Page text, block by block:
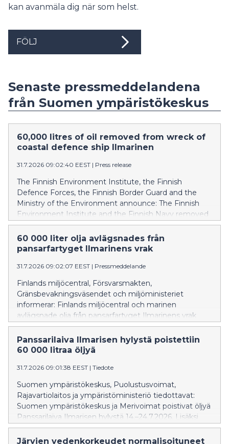
kan avanmäla dig när som helst.
FÖLJ
Senaste pressmeddelandena
från Suomen ympäristökeskus
60,000 litres of oil removed from wreck of
coastal defence ship Ilmarinen
31.7.2026 09:02:40 EEST | Press release
The Finnish Environment Institute, the Finnish
Defence Forces, the Finnish Border Guard and the
Ministry of the Environment announce: The Finnish
Environment Institute and the Finnish Navy removed
oil from the wreck of the coastal defence ship
Ilmarinen between 14 and 24 July 2026. In addition,
the Finnish Border Guard, which was prepared for
Medical Center participated in the operation. Over the
course of two weeks, approximately 60,000 litres of oil
was recovered from the vessel’s fuel tanks, but the
wreck could not be completely emptied yet. Because
of the rough seas, the work had to be interrupted
from time to time.
60 000 liter olja avlägsnades från
pansarfartyget Ilmarinens vrak
31.7.2026 09:02:07 EEST | Pressmeddelande
Finlands miljöcentral, Försvarsmakten,
Gränsbevakningsväsendet och miljöministeriet
informerar: Finlands miljöcentral och marinen
avlägsnade olja från pansarfartyget Ilmarinens vrak
mellan den 14 och 24 juli 2026. I operationen deltog
även Gränsbevakningsväsendet, som var i beredskap
för miljöskyddsuppdrag, samt Centret för dykmedicin.
Ilmarinens tankar, men vraket kunde ännu inte
tömmas helt. Arbetet måste tidvis avbrytas på grund
av hård sjögång.
Panssarilaiva Ilmarisen hylystä poistettiin
60 000 litraa öljyä
31.7.2026 09:01:38 EEST | Tiedote
Suomen ympäristökeskus, Puolustusvoimat,
Rajavartiolaitos ja ympäristöministeriö tiedottavat:
Suomen ympäristökeskus ja Merivoimat poistivat öljyä
Panssarilaiva Ilmarisen hylystä 14.–24.7.2026. Lisäksi
operaatioon osallistuivat ympäristövahinkojen
torjuntaan varautunut Rajavartiolaitos ja
Järvien vedenkorkeudet normalisoituneet